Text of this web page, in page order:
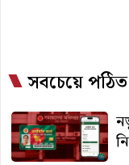
সবচেয়ে পঠিত